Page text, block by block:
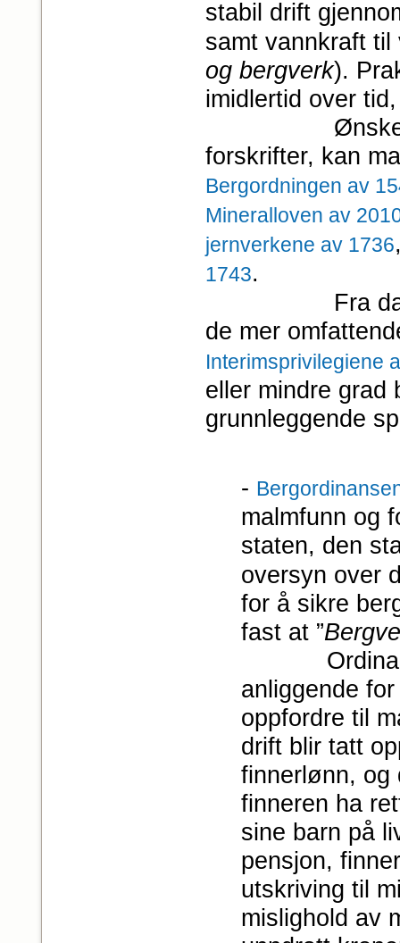
stabil drift
samt vannkraft
og bergverk).
imidlertid over
Ønskes mer
forskrifter, kan
Bergordningen av
Mineralloven av
jernverkene av 1736
1743.
Fra
de mer
Interimsprivilegiene
eller mindre grad
grunnleggende
‑
malmfunn og
staten, den
oversyn over
for å sikre
fast at ”
anliggende
oppfordre til
drift blir tatt
finnerlønn, og
finneren ha
sine barn på
pensjon,
utskriving til
mislighold av